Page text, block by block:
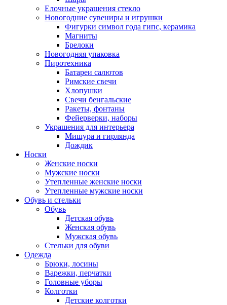
Елочные украшения стекло
Новогодние сувениры и игрушки
Фигурки символ года гипс, керамика
Магниты
Брелоки
Новогодняя упаковка
Пиротехника
Батареи салютов
Римские свечи
Хлопушки
Свечи бенгальские
Ракеты, фонтаны
Фейерверки, наборы
Украшения для интерьера
Мишура и гирлянда
Дождик
Носки
Женские носки
Мужские носки
Утепленные женские носки
Утепленные мужские носки
Обувь и стельки
Обувь
Детская обувь
Женская обувь
Мужская обувь
Стельки для обуви
Одежда
Брюки, лосины
Варежки, перчатки
Головные уборы
Колготки
Детские колготки